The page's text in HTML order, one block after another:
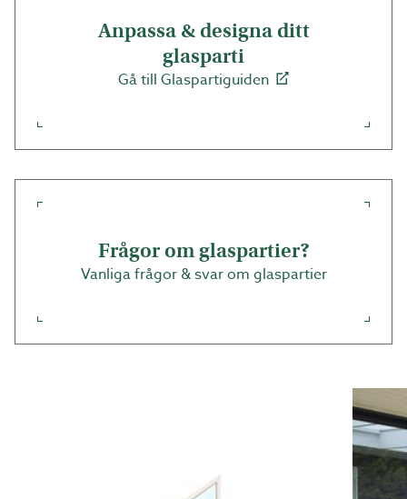
monteringen fäster en täcklocks-ram runt partiet.
Denna serie kan även beställas i specialmått. Ange
måtten på H1 och H2 enligt bild utifrån sett. Minsta
Alla mått avser hålmått. Mer info finner du under
Garantin avser fel som rör konstruktion, bearbetning
eller material. Gäller även glas avseende
Anpassa & designa ditt
glasparti
Gå till Glaspartiguiden
Frågor om glaspartier?
Vanliga frågor & svar om glaspartier